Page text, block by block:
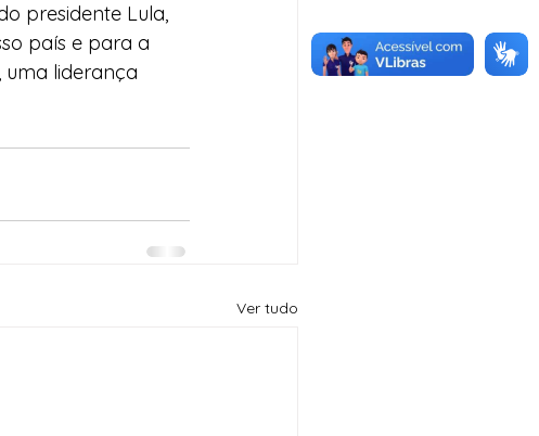
presidente Lula,
país e para a
uma liderança
Ver tudo